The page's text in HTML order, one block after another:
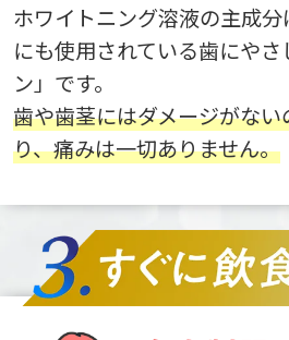
ホワイトニング溶液の主成
にも使用されている歯にや
ン」です。
歯や歯茎にはダメージがな
り、痛みは一切ありません。